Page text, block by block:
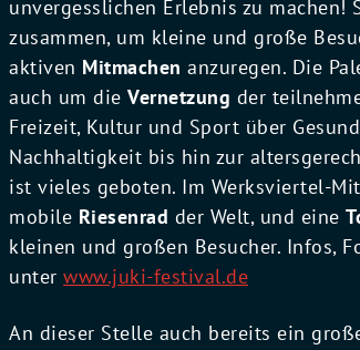
unvergesslichen Erlebnis zu
zusammen, um kleine und große
aktiven Mitmachen anzuregen. Die
auch um die Vernetzung der
Freizeit, Kultur und Sport über
Nachhaltigkeit bis hin zur
ist vieles geboten. Im Werksviertel-
mobile Riesenrad der Welt, und eine
kleinen und großen Besucher. Infos,
unter www.juki-festival.de
An dieser Stelle auch bereits ein